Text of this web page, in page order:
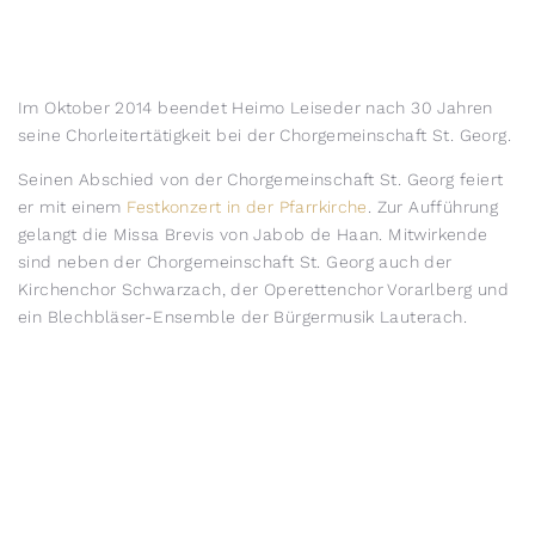
Im Oktober 2014 beendet Heimo Leiseder nach 30 Jahren
seine Chorleitertätigkeit bei der Chorgemeinschaft St. Georg.
Seinen Abschied von der Chorgemeinschaft St. Georg feiert
er mit einem Festkonzert in der Pfarrkirche
. Zur Aufführung
gelangt die Missa Brevis von Jabob de Haan. Mitwirkende
sind neben der Chorgemeinschaft St. Georg auch der
Kirchenchor Schwarzach, der Operettenchor Vorarlberg und
ein Blechbläser-Ensemble der Bürgermusik Lauterach.